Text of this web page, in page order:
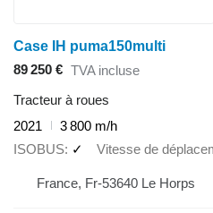
Case IH puma150multi
89 250 € TVA incluse
Tracteur à roues
2021
3 800 m/h
ISOBUS ✓ Vitesse de
France, Fr-53640 Le Horps